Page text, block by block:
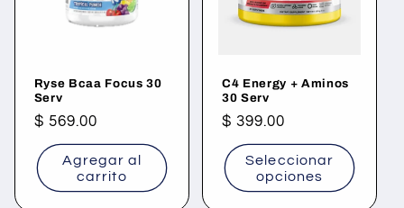
Ryse Bcaa Focus 30
Serv
Precio
habitual
$ 569.00
Agregar al
carrito
C4 Energy + Aminos
30 Serv
Precio
habitual
$ 399.00
Seleccionar
opciones